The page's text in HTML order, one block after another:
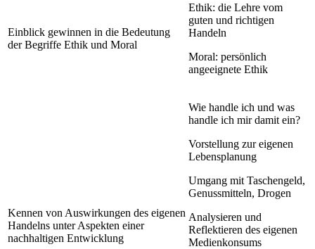
Einblick gewinnen in die Bedeutung
der Begriffe Ethik und Moral
Ethik: die Lehre vom
guten und richtigen
Handeln
Moral: persönlich
angeeignete Ethik
Kennen von Auswirkungen des eigenen
Handelns unter Aspekten einer
nachhaltigen Entwicklung
Wie handle ich und was
handle ich mir damit ein?
Vorstellung zur eigenen
Lebensplanung
Umgang mit Taschengeld,
Genussmitteln, Drogen
Analysieren und
Reflektieren des eigenen
Medienkonsums